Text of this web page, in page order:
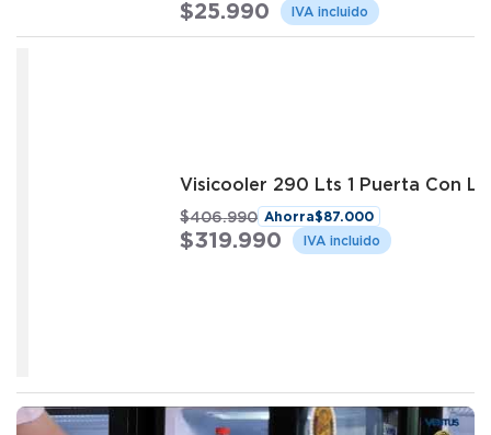
$25.990
Visicooler 290 Lts 1 Puerta Con
$406.990 Ahorra$87.000
$319.990